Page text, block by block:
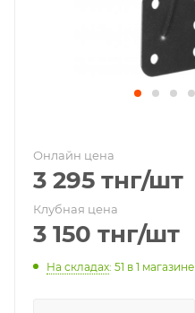
Онлайн цена
3 295 тнг/шт
Клубная цена
3 150 тнг/шт
На складах: 51 в 1 магазине